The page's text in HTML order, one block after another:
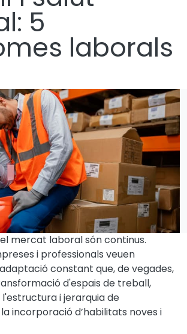
5
laborals
mercat laboral són continus.
i professionals veuen
constant que, de vegades,
d'espais de treball,
i jerarquia de
incorporació d’habilitats noves i